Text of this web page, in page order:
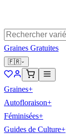
Graines Gratuites
🇫🇷
Graines+
Autofloraison+
Féminisées+
Guides de Culture+